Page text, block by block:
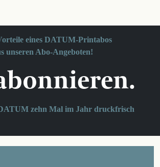
eines DATUM-Printabos
unseren Abo-Angeboten!
zehn Mal im Jahr druckfrisch